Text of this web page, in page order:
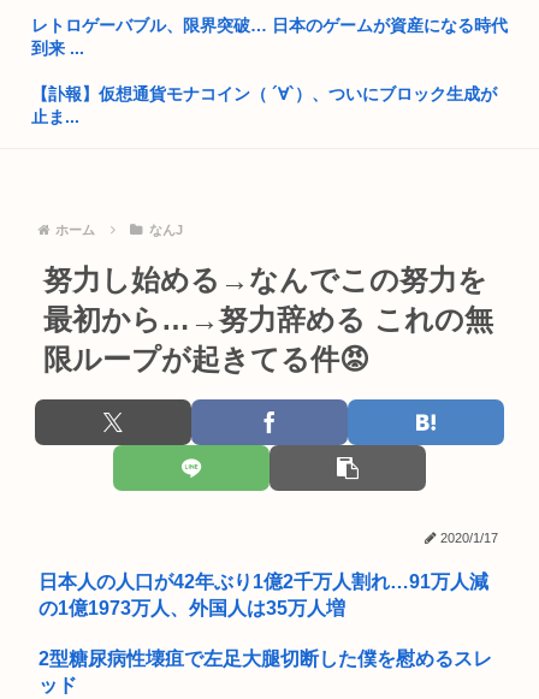
【8/6】8.6秒バズーカ、反日行為で消えるwww
5年で2...
間...
ジャンポケ斉藤の被害女性「事件後にバウムクーヘン売ったり
TikT...
大学生の頃に出会った小学生と大人になってから再会し結婚し
た男、め...
高市早苗「日銀に国債買わせて財源確保よ」
高市早苗さん、熊本避難所までいって謎の顔面ライトアップシ
高市早苗と面会した熊本県氷川町の至れり尽くせり島田博行さ
レトロゲーバブル、限界突破… 日本のゲームが資産になる時代
到来 ...
【訃報】仮想通貨モナコイン（ ´∀`）、ついにブロック生成が
止ま...
サカナ山口、アジカン後藤「BUMPが邦ロックを一変させた」
最近のワンピース、20年やってた話なんだったの？ってくらい
内容が...
【聖人】ヒカキン、被災地にONICHAを提供
【呆然】面接官「日本に刀鍛冶は何人いるか推定してくださ
い」 俺「...
大ヒット同人エ口ゲの開発者、売上の入金を銀行に拒否され受
【画像】甲子園開幕試合、仙台育英の女マネージャーが美人す
ゲーフリ新作、Steam賛否両論(53%)www
SAOの最新ゲーム、100層あるはずの世界を2層までしか描か
ず無...
ホーム なんJ
努力し始める→なんでこの努力を
最初から…→努力辞める これの無
限ループが起きてる件😡
2020/1/17
日本人の人口が42年ぶり1億2千万人割れ…91万人減
の1億1973万人、外国人は35万人増
2型糖尿病性壊疽で左足大腿切断した僕を慰めるスレ
ッド